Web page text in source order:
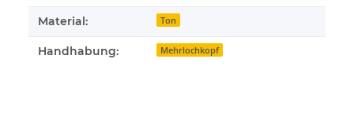
Material: Ton
Handhabung: Mehrlochkopf